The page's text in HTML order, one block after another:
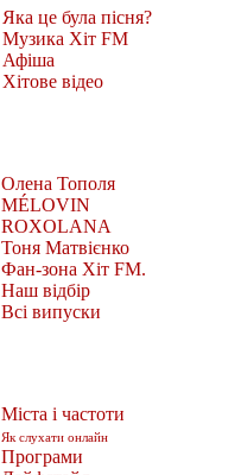
Яка це була пісня?
Музика Хіт FM
Афіша
Хітове відео
Олена Тополя
MÉLOVIN
ROXOLANA
Тоня Матвієнко
Фан-зона Хіт FM.
Наш відбір
Всі випуски
Міста і частоти
Як слухати онлайн
Програми